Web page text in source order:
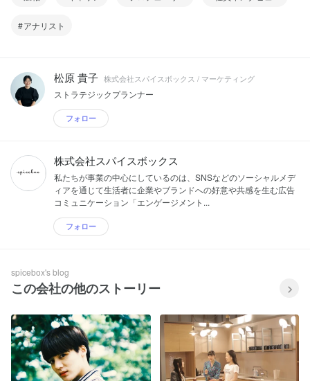
アナリスト
松原 貴子 株式会社スパイスボックス / マーケティング
ストラテジックプランナー
フォロー
株式会社スパイスボックス
私たちが事業の中心にしているのは、SNSなどのソーシャルメデ
ィアを通じて生活者に企業やブランドへの好意や共感を生む広告
コミュニケーション「エンゲージメント...
フォロー
spicebox's blog
この会社の他のストーリー